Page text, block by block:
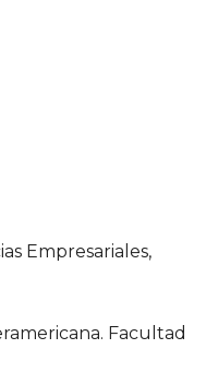
Empresariales,
Facultad